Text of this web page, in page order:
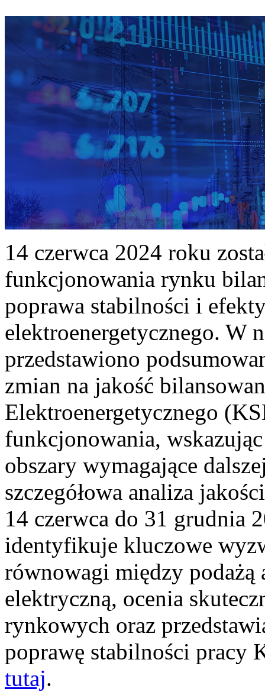
14 czerwca 2024 roku
funkcjonowania rynku
poprawa stabilności i
elektroenergetycznego. W
przedstawiono
zmian na jakość
Elektroenergetycznego
funkcjonowania,
obszary wymagające
szczegółowa analiza
14 czerwca do 31 grudnia
identyfikuje kluczowe
równowagi między podażą
elektryczną, ocenia
rynkowych oraz
poprawę stabilności pracy
tutaj.